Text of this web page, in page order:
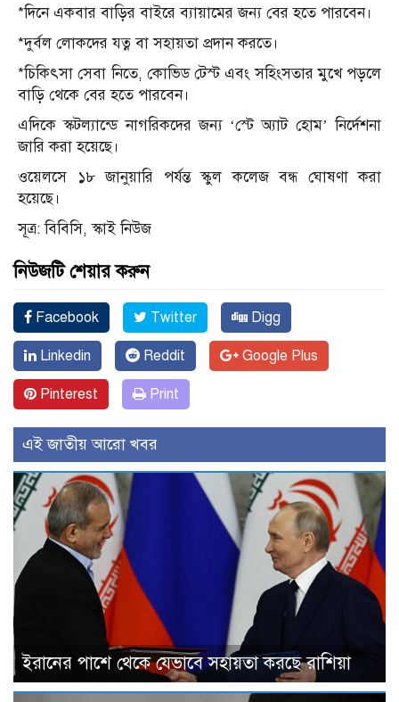
*দিনে একবার বাড়ির বাইরে ব্যায়ামের জন্য বের হতে পারবেন।
*দুর্বল লোকদের যত্ন বা সহায়তা প্রদান করতে।
*চিকিৎসা সেবা নিতে, কোভিড টেস্ট এবং সহিংসতার মুখে পড়লে
বাড়ি থেকে বের হতে পারবেন।
এদিকে স্কটল্যান্ডে নাগরিকদের জন্য ‘স্টে অ্যাট হোম’ নির্দেশনা
জারি করা হয়েছে।
ওয়েলসে ১৮ জানুয়ারি পর্যন্ত স্কুল কলেজ বন্ধ ঘোষণা করা
হয়েছে।
সূত্র: বিবিসি, স্কাই নিউজ
নিউজটি শেয়ার করুন
Facebook Twitter Digg
Linkedin Reddit Google Plus
Pinterest Print
এই জাতীয় আরো খবর
ইরানের পাশে থেকে যেভাবে সহায়তা করছে রাশিয়া